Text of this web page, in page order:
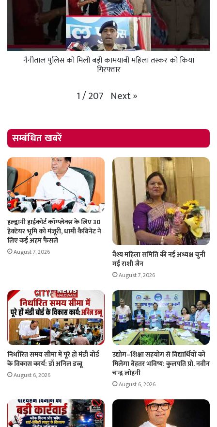
नैनीताल पुलिस को मिली बड़ी कामयाबी महिला तस्कर को किया
गिरफ्तार
1/207 Next»
सम्बंधित खबरें
हल्द्वानी हाईकोर्ट कॉम्प्लेक्स के लिए 30
हेक्टेयर भूमि को मंजूरी, धामी कैबिनेट ने
लिए कई अहम फैसले
August 7, 2026
वैश्य महिला समिति की नई अध्यक्ष चुनी
गईं राशी जैन
August 7, 2026
निर्धारित समय सीमा में पूरे हों मंडी बोर्ड
के विकास कार्य: डॉ अनिल डब्बू
August 6, 2026
उद्योग–शिक्षा सहयोग से विद्यार्थियों को
मिलेगा बेहतर भविष्य: कुलपति प्रो. नवीन
चन्द्र लोहनी
August 6, 2026